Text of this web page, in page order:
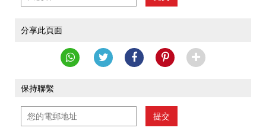
分享此頁面
保持聯繫
提交